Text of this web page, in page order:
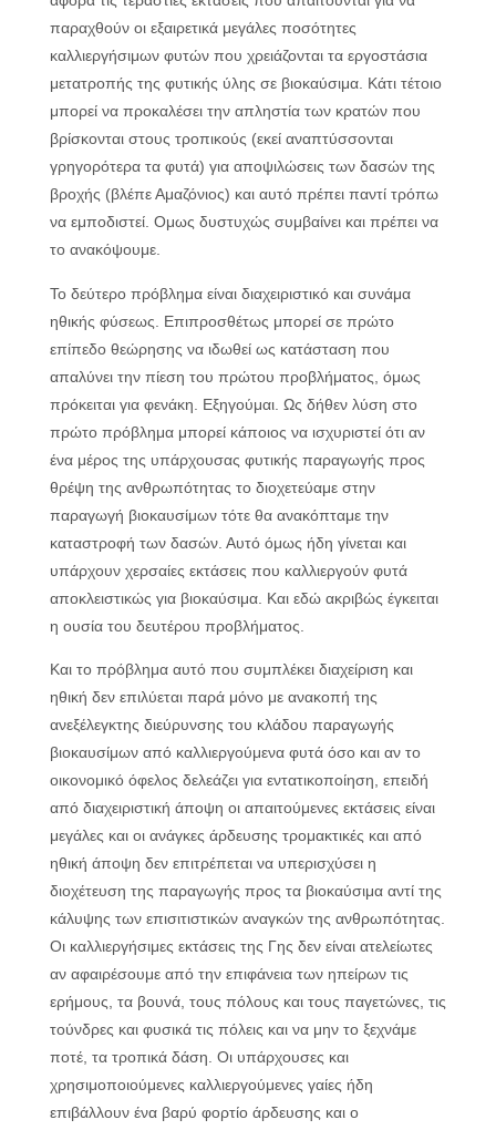
παραχθούν οι εξαιρετικά μεγάλες ποσότητες
καλλιεργήσιμων φυτών που χρειάζονται τα εργοστάσια
μετατροπής της φυτικής ύλης σε βιοκαύσιμα. Κάτι τέτοιο
μπορεί να προκαλέσει την απληστία των κρατών που
βρίσκονται στους τροπικούς (εκεί αναπτύσσονται
γρηγορότερα τα φυτά) για αποψιλώσεις των δασών της
βροχής (βλέπε Αμαζόνιος) και αυτό πρέπει παντί τρόπω
να εμποδιστεί. Ομως δυστυχώς συμβαίνει και πρέπει να
το ανακόψουμε.
Το δεύτερο πρόβλημα είναι διαχειριστικό και συνάμα
ηθικής φύσεως. Επιπροσθέτως μπορεί σε πρώτο
επίπεδο θεώρησης να ιδωθεί ως κατάσταση που
απαλύνει την πίεση του πρώτου προβλήματος, όμως
πρόκειται για φενάκη. Εξηγούμαι. Ως δήθεν λύση στο
πρώτο πρόβλημα μπορεί κάποιος να ισχυριστεί ότι αν
ένα μέρος της υπάρχουσας φυτικής παραγωγής προς
θρέψη της ανθρωπότητας το διοχετεύαμε στην
παραγωγή βιοκαυσίμων τότε θα ανακόπταμε την
καταστροφή των δασών. Αυτό όμως ήδη γίνεται και
υπάρχουν χερσαίες εκτάσεις που καλλιεργούν φυτά
αποκλειστικώς για βιοκαύσιμα. Και εδώ ακριβώς έγκειται
η ουσία του δευτέρου προβλήματος.
Και το πρόβλημα αυτό που συμπλέκει διαχείριση και
ηθική δεν επιλύεται παρά μόνο με ανακοπή της
ανεξέλεγκτης διεύρυνσης του κλάδου παραγωγής
βιοκαυσίμων από καλλιεργούμενα φυτά όσο και αν το
οικονομικό όφελος δελεάζει για εντατικοποίηση, επειδή
από διαχειριστική άποψη οι απαιτούμενες εκτάσεις είναι
μεγάλες και οι ανάγκες άρδευσης τρομακτικές και από
ηθική άποψη δεν επιτρέπεται να υπερισχύσει η
διοχέτευση της παραγωγής προς τα βιοκαύσιμα αντί της
κάλυψης των επισιτιστικών αναγκών της ανθρωπότητας.
Οι καλλιεργήσιμες εκτάσεις της Γης δεν είναι ατελείωτες
αν αφαιρέσουμε από την επιφάνεια των ηπείρων τις
ερήμους, τα βουνά, τους πόλους και τους παγετώνες, τις
τούνδρες και φυσικά τις πόλεις και να μην το ξεχνάμε
ποτέ, τα τροπικά δάση. Οι υπάρχουσες και
χρησιμοποιούμενες καλλιεργούμενες γαίες ήδη
επιβάλλουν ένα βαρύ φορτίο άρδευσης και ο